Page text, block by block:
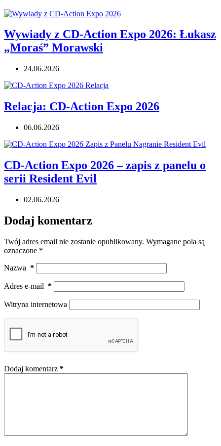
Wywiady z CD-Action Expo 2026: Łukasz
„Moraś” Morawski
24.06.2026
Relacja: CD-Action Expo 2026
06.06.2026
CD-Action Expo 2026 – zapis z panelu o
serii Resident Evil
02.06.2026
Dodaj komentarz
Twój adres email nie zostanie opublikowany. Wymagane pola są
oznaczone *
Nazwa *
Adres e-mail *
Witryna internetowa
Dodaj komentarz *